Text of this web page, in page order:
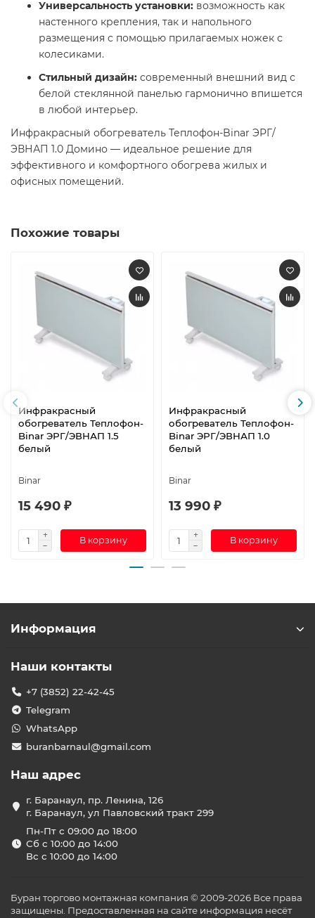
Универсальность установки: возможность как
настенного крепления, так и напольного
размещения с помощью прилагаемых ножек с
колесиками.​
Стильный дизайн: современный внешний вид с
белой стеклянной панелью гармонично впишется
в любой интерьер.​
Инфракрасный обогреватель Теплофон-Binar ЭРГ/
ЭВНАП 1.0 Домино — идеальное решение для
эффективного и комфортного обогрева жилых и
офисных помещений.
Похожие товары
Инфракрасный
обогреватель Теплофон-
Binar ЭРГ/ЭВНАП 1.5
белый
Binar
15 490 ₽
В корзину
Инфракрасный
обогреватель Теплофон-
Binar ЭРГ/ЭВНАП 1.0
белый
Binar
13 990 ₽
В корзину
Информация
Наши контакты
+7 (3852) 22-42-45
Telegram
WhatsApp
buranbarnaul@gmail.com
Наш адрес
г. Баранаул, пр. Ленина, 126
г. Баранаул, ул Павловский тракт 299
Пн-Пт с 09:00 до 18:00
Сб с 10:00 до 14:00
Вс с 10:00 до 14:00
Буран торгово монтажная компания © 2009-2026 Все права
защищены. Предоставленная на сайте информация несёт